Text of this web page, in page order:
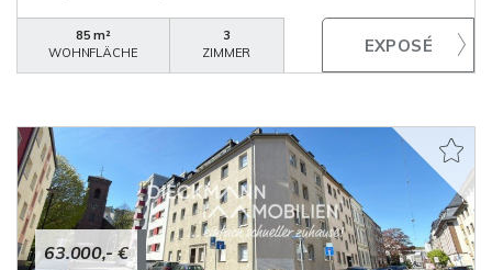
85 m²
WOHNFLÄCHE
3
ZIMMER
63.000,- €